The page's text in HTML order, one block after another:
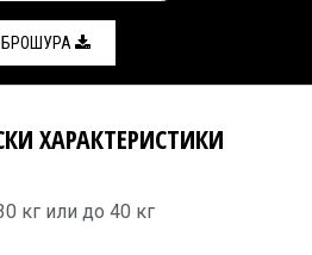
БРОШУРА
ХАРАКТЕРИСТИКИ
кг или до 40 кг